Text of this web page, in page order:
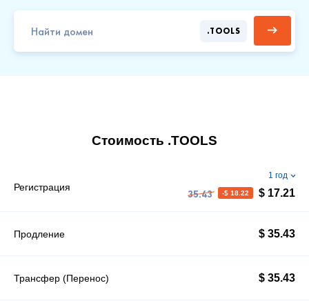
.TOOLS
Стоимость .TOOLS
Регистрация
1 год
35.43
-$ 18.22 $ 17.21
Продление $ 35.43
Трансфер (Перенос) $ 35.43